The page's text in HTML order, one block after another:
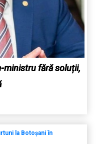
ministru fără soluții,
la Botoșani în